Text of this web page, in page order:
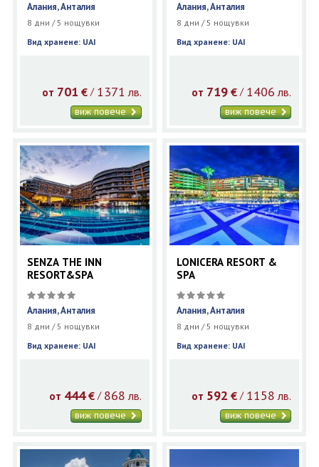
Алания, Анталия
8 дни / 5 нощувки
Вид хранене: UAI
от 701 €/ 1371 лв.
виж повече
Алания, Анталия
8 дни / 5 нощувки
Вид хранене: UAI
от 719 € / 1406 лв.
виж повече
SENZA THE INN
RESORT&SPA
Алания, Анталия
8 дни / 5 нощувки
Вид хранене: UAI
от 444 €/ 868 лв.
виж повече
LONICERA RESORT &
SPA
Алания, Анталия
8 дни / 5 нощувки
Вид хранене: UAI
от 592 € / 1158 лв.
виж повече